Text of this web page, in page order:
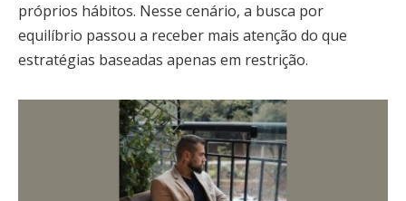
próprios hábitos. Nesse cenário, a busca por
equilíbrio passou a receber mais atenção do que
estratégias baseadas apenas em restrição.